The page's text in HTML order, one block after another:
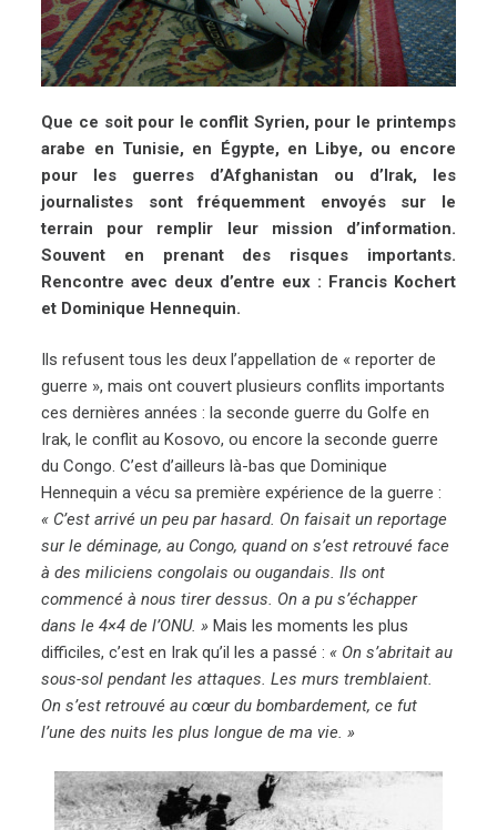
Que ce soit pour le conflit Syrien, pour le printemps
arabe en Tunisie, en Égypte, en Libye, ou encore
pour les guerres d’Afghanistan ou d’Irak, les
journalistes sont fréquemment envoyés sur le
terrain pour remplir leur mission d’information.
Souvent en prenant des risques importants.
Rencontre avec deux d’entre eux : Francis Kochert
et Dominique Hennequin.
Ils refusent tous les deux l’appellation de « reporter de
guerre », mais ont couvert plusieurs conflits importants
ces dernières années : la seconde guerre du Golfe en
Irak, le conflit au Kosovo, ou encore la seconde guerre
du Congo. C’est d’ailleurs là-bas que Dominique
Hennequin a vécu sa première expérience de la guerre :
« C’est arrivé un peu par hasard. On faisait un reportage
sur le déminage, au Congo, quand on s’est retrouvé face
à des miliciens congolais ou ougandais. Ils ont
commencé à nous tirer dessus. On a pu s’échapper
dans le 4×4 de l’ONU. » Mais les moments les plus
difficiles, c’est en Irak qu’il les a passé : « On s’abritait au
sous-sol pendant les attaques. Les murs tremblaient.
On s’est retrouvé au cœur du bombardement, ce fut
l’une des nuits les plus longue de ma vie. »